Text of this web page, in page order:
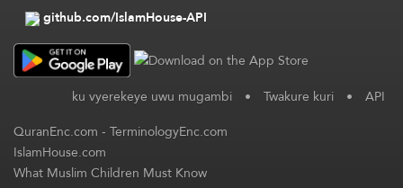
github.com/IslamHouse-API
ku vyerekeye uwu mugambi • Twakure kuri • API
QuranEnc.com-TerminologyEnc.com
IslamHouse.com
What Muslim Children Must Know